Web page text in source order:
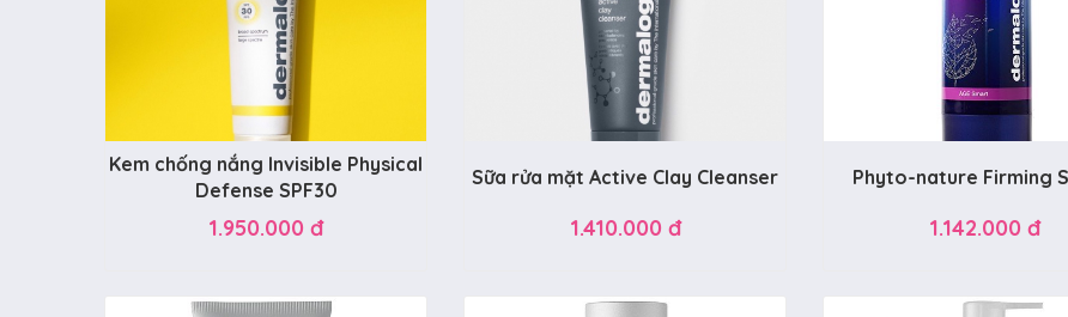
Kem chống nắng Invisible Physical
Defense SPF30
1.950.000 đ
Sữa rửa mặt Active Clay Cleanser
1.410.000 đ
Phyto-nature Firming
1.142.000 đ